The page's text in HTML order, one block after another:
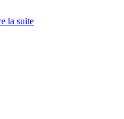
la suite